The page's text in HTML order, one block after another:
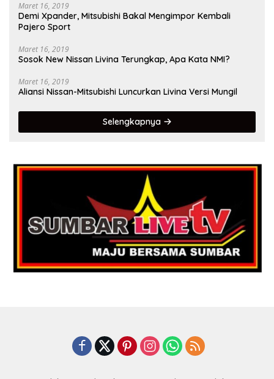
Maret 16, 2019
Demi Xpander, Mitsubishi Bakal Mengimpor Kembali
Pajero Sport
Maret 16, 2019
Sosok New Nissan Livina Terungkap, Apa Kata NMI?
Maret 16, 2019
Aliansi Nissan-Mitsubishi Luncurkan Livina Versi Mungil
Selengkapnya